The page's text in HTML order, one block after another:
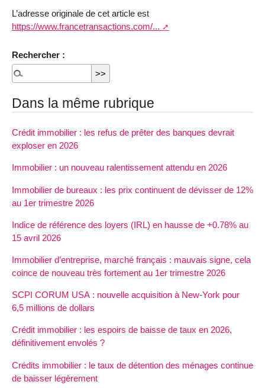
L’adresse originale de cet article est
https://www.francetransactions.com/...
Rechercher :
Dans la même rubrique
Crédit immobilier : les refus de prêter des banques devrait
exploser en 2026
Immobilier : un nouveau ralentissement attendu en 2026
Immobilier de bureaux : les prix continuent de dévisser de 12%
au 1er trimestre 2026
Indice de référence des loyers (IRL) en hausse de +0.78% au
15 avril 2026
Immobilier d’entreprise, marché français : mauvais signe, cela
coince de nouveau très fortement au 1er trimestre 2026
SCPI CORUM USA : nouvelle acquisition à New-York pour
6,5 millions de dollars
Crédit immobilier : les espoirs de baisse de taux en 2026,
définitivement envolés ?
Crédits immobilier : le taux de détention des ménages continue
de baisser légèrement